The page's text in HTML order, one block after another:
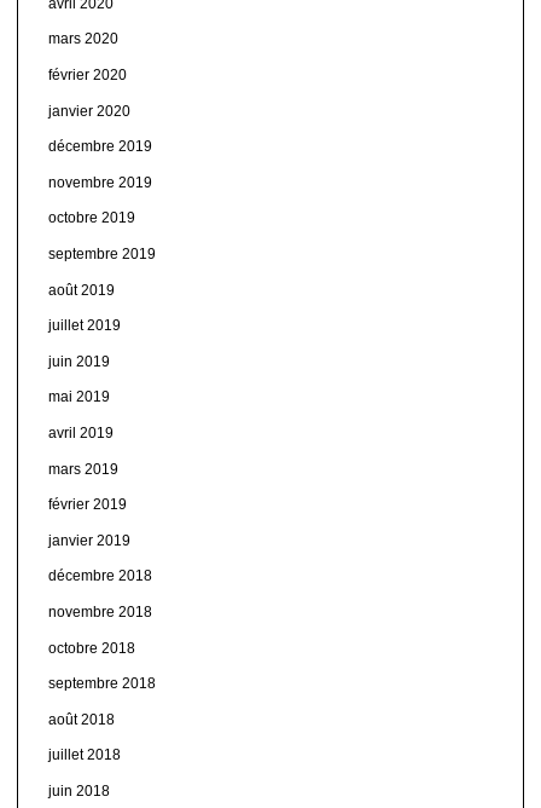
avril 2020
mars 2020
février 2020
janvier 2020
décembre 2019
novembre 2019
octobre 2019
septembre 2019
août 2019
juillet 2019
juin 2019
mai 2019
avril 2019
mars 2019
février 2019
janvier 2019
décembre 2018
novembre 2018
octobre 2018
septembre 2018
août 2018
juillet 2018
juin 2018